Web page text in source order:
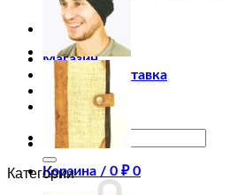
Магазин
Оплата и доставка
Оптовикам
Статьи
Искать:
Корзина / 0 ₽ 0
Категории